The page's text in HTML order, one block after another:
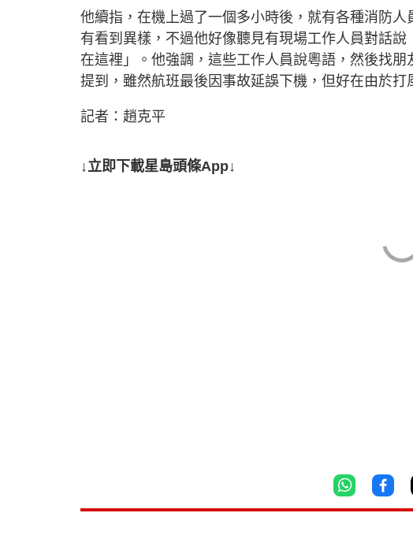
他續指，在機上過了一個多小時後，就有各種消防
有看到異樣，不過他好像聽見有現場工作人員對話
在這裡」。他強調，這些工作人員說粵語，然後找
提到，雖然航班最後因事故延誤下機，但好在由於
記者：趙克平
↓立即下載星島頭條App↓